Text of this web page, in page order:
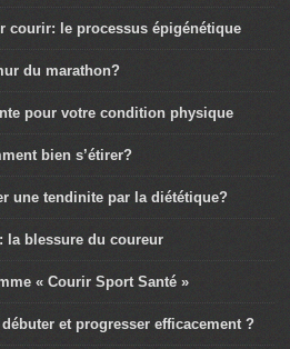
courir: le processus épigénétique
du marathon?
pour votre condition physique
bien s’étirer?
une tendinite par la diététique?
la blessure du coureur
« Courir Sport Santé »
et progresser efficacement ?